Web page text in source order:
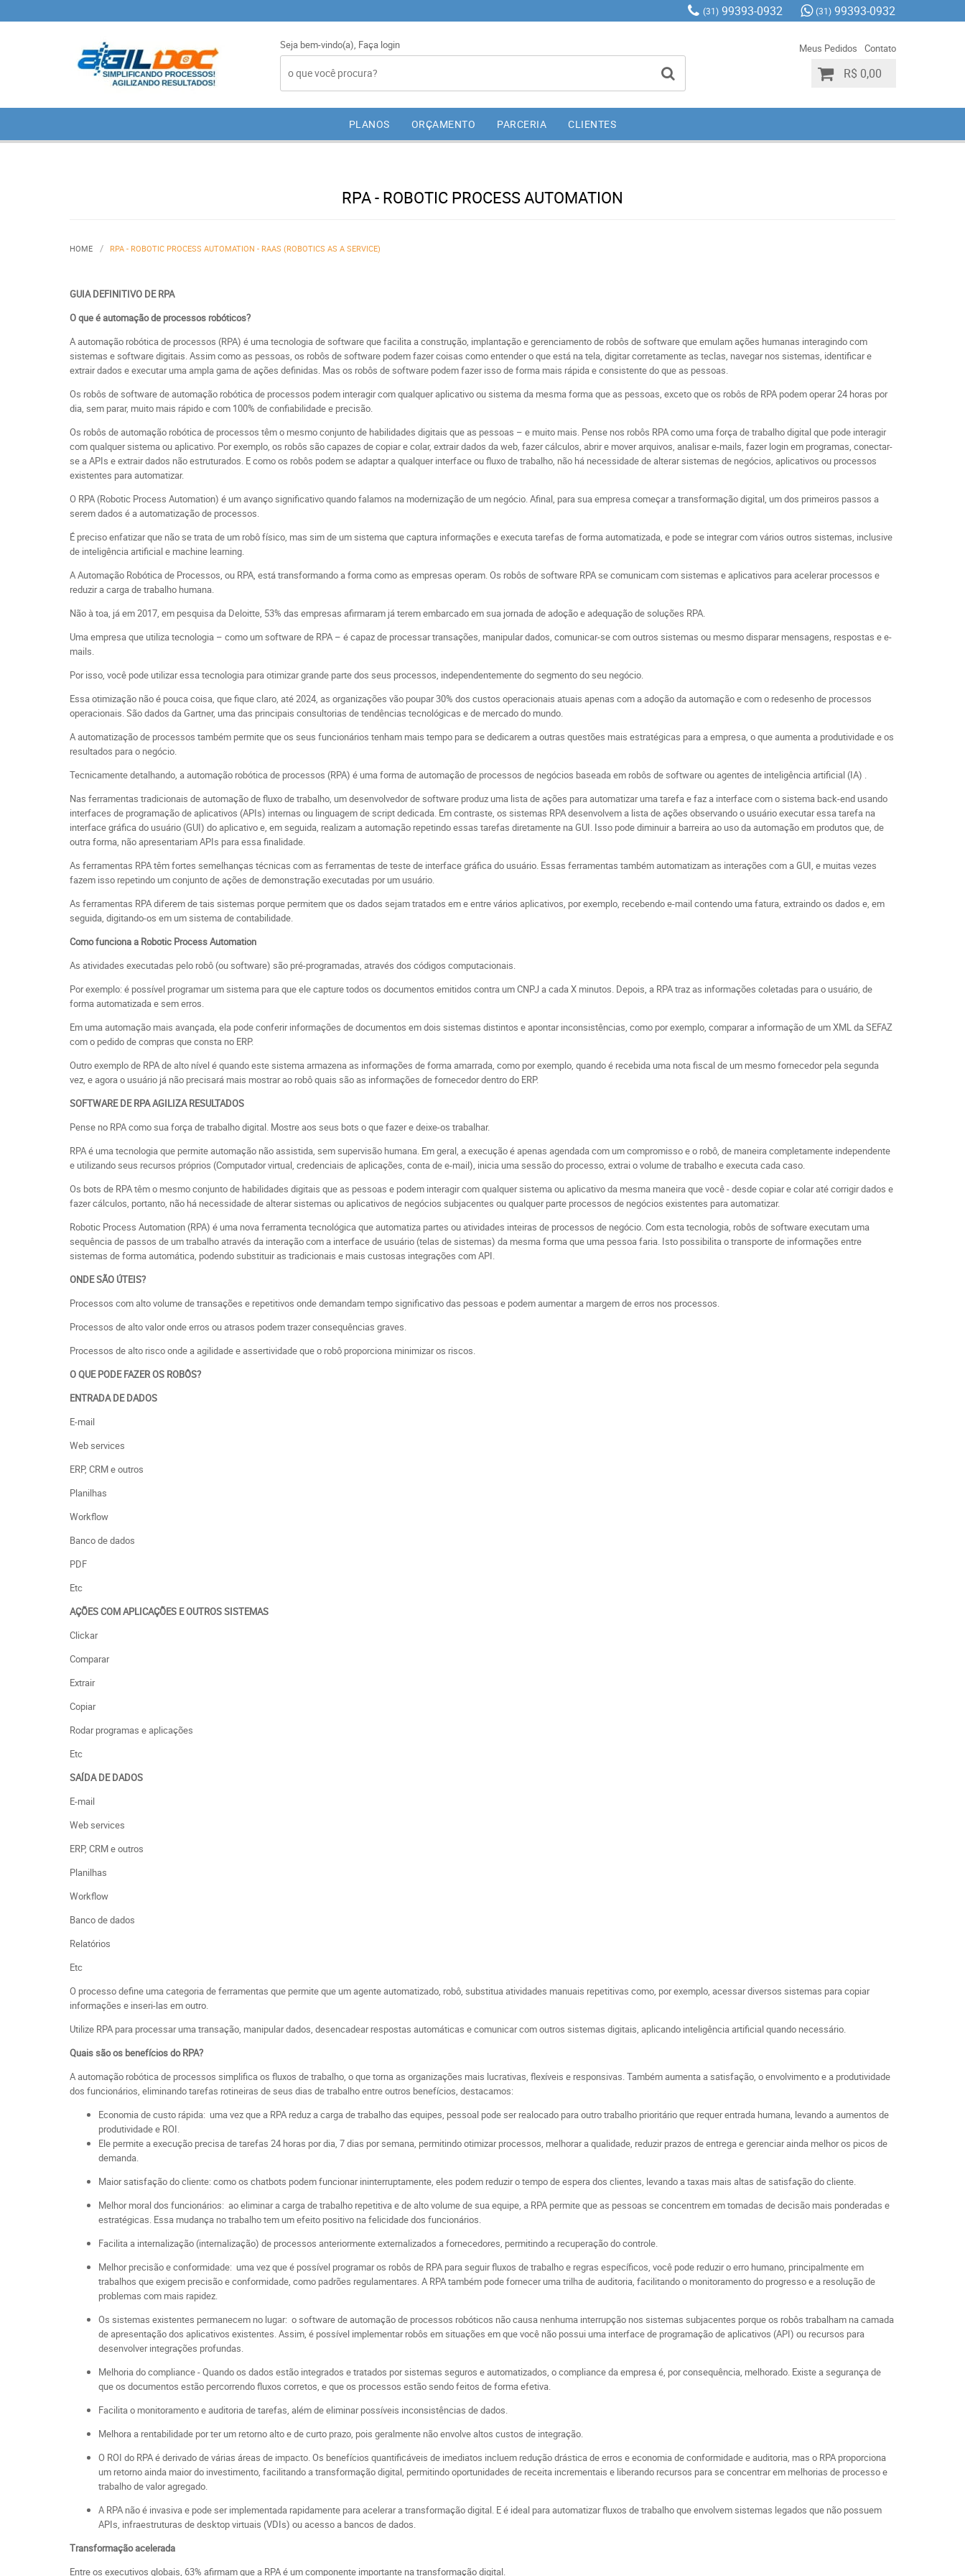
(31) 99393-0932 (31) 99393-0932
Seja bem-vindo(a), Faça login Meus Pedidos Contato
R$ 0,00
PLANOS ORÇAMENTO PARCERIA CLIENTES
RPA - ROBOTIC PROCESS AUTOMATION
HOME RPA - ROBOTIC PROCESS AUTOMATION - RAAS (ROBOTICS AS A SERVICE)
GUIA DEFINITIVO DE RPA
O que é automação de processos robóticos?
A automação robótica de processos (RPA) é uma tecnologia de software que facilita a construção, implantação e gerenciamento de robôs de software que emulam ações humanas interagindo com
sistemas e software digitais. Assim como as pessoas, os robôs de software podem fazer coisas como entender o que está na tela, digitar corretamente as teclas, navegar nos sistemas, identificar e
extrair dados e executar uma ampla gama de ações definidas. Mas os robôs de software podem fazer isso de forma mais rápida e consistente do que as pessoas.
Os robôs de software de automação robótica de processos podem interagir com qualquer aplicativo ou sistema da mesma forma que as pessoas, exceto que os robôs de RPA podem operar 24 horas por
dia, sem parar, muito mais rápido e com 100% de confiabilidade e precisão.
Os robôs de automação robótica de processos têm o mesmo conjunto de habilidades digitais que as pessoas – e muito mais. Pense nos robôs RPA como uma força de trabalho digital que pode interagir
com qualquer sistema ou aplicativo. Por exemplo, os robôs são capazes de copiar e colar, extrair dados da web, fazer cálculos, abrir e mover arquivos, analisar e-mails, fazer login em programas, conectar-
se a APIs e extrair dados não estruturados. E como os robôs podem se adaptar a qualquer interface ou fluxo de trabalho, não há necessidade de alterar sistemas de negócios, aplicativos ou processos
existentes para automatizar.
O RPA (Robotic Process Automation) é um avanço significativo quando falamos na modernização de um negócio. Afinal, para sua empresa começar a transformação digital, um dos primeiros passos a
serem dados é a automatização de processos.
É preciso enfatizar que não se trata de um robô físico, mas sim de um sistema que captura informações e executa tarefas de forma automatizada, e pode se integrar com vários outros sistemas, inclusive
de inteligência artificial e machine learning.
A Automação Robótica de Processos, ou RPA, está transformando a forma como as empresas operam. Os robôs de software RPA se comunicam com sistemas e aplicativos para acelerar processos e
reduzir a carga de trabalho humana.
Não à toa, já em 2017, em pesquisa da Deloitte, 53% das empresas afirmaram já terem embarcado em sua jornada de adoção e adequação de soluções RPA.
Uma empresa que utiliza tecnologia – como um software de RPA – é capaz de processar transações, manipular dados, comunicar-se com outros sistemas ou mesmo disparar mensagens, respostas e e-
mails.
Por isso, você pode utilizar essa tecnologia para otimizar grande parte dos seus processos, independentemente do segmento do seu negócio.
Essa otimização não é pouca coisa, que fique claro, até 2024, as organizações vão poupar 30% dos custos operacionais atuais apenas com a adoção da automação e com o redesenho de processos
operacionais. São dados da Gartner, uma das principais consultorias de tendências tecnológicas e de mercado do mundo.
A automatização de processos também permite que os seus funcionários tenham mais tempo para se dedicarem a outras questões mais estratégicas para a empresa, o que aumenta a produtividade e os
resultados para o negócio.
Tecnicamente detalhando, a automação robótica de processos (RPA) é uma forma de automação de processos de negócios baseada em robôs de software ou agentes de inteligência artificial (IA) .
Nas ferramentas tradicionais de automação de fluxo de trabalho, um desenvolvedor de software produz uma lista de ações para automatizar uma tarefa e faz a interface com o sistema back-end usando
interfaces de programação de aplicativos (APIs) internas ou linguagem de script dedicada. Em contraste, os sistemas RPA desenvolvem a lista de ações observando o usuário executar essa tarefa na
interface gráfica do usuário (GUI) do aplicativo e, em seguida, realizam a automação repetindo essas tarefas diretamente na GUI. Isso pode diminuir a barreira ao uso da automação em produtos que, de
outra forma, não apresentariam APIs para essa finalidade.
As ferramentas RPA têm fortes semelhanças técnicas com as ferramentas de teste de interface gráfica do usuário. Essas ferramentas também automatizam as interações com a GUI, e muitas vezes
fazem isso repetindo um conjunto de ações de demonstração executadas por um usuário.
As ferramentas RPA diferem de tais sistemas porque permitem que os dados sejam tratados em e entre vários aplicativos, por exemplo, recebendo e-mail contendo uma fatura, extraindo os dados e, em
seguida, digitando-os em um sistema de contabilidade.
Como funciona a Robotic Process Automation
As atividades executadas pelo robô (ou software) são pré-programadas, através dos códigos computacionais.
Por exemplo: é possível programar um sistema para que ele capture todos os documentos emitidos contra um CNPJ a cada X minutos. Depois, a RPA traz as informações coletadas para o usuário, de
forma automatizada e sem erros.
Em uma automação mais avançada, ela pode conferir informações de documentos em dois sistemas distintos e apontar inconsistências, como por exemplo, comparar a informação de um XML da SEFAZ
com o pedido de compras que consta no ERP.
Outro exemplo de RPA de alto nível é quando este sistema armazena as informações de forma amarrada, como por exemplo, quando é recebida uma nota fiscal de um mesmo fornecedor pela segunda
vez, e agora o usuário já não precisará mais mostrar ao robô quais são as informações de fornecedor dentro do ERP.
SOFTWARE DE RPA AGILIZA RESULTADOS
Pense no RPA como sua força de trabalho digital. Mostre aos seus bots o que fazer e deixe-os trabalhar.
RPA é uma tecnologia que permite automação não assistida, sem supervisão humana. Em geral, a execução é apenas agendada com um compromisso e o robô, de maneira completamente independente
e utilizando seus recursos próprios (Computador virtual, credenciais de aplicações, conta de e-mail), inicia uma sessão do processo, extrai o volume de trabalho e executa cada caso.
Os bots de RPA têm o mesmo conjunto de habilidades digitais que as pessoas e podem interagir com qualquer sistema ou aplicativo da mesma maneira que você - desde copiar e colar até corrigir dados e
fazer cálculos, portanto, não há necessidade de alterar sistemas ou aplicativos de negócios subjacentes ou qualquer parte processos de negócios existentes para automatizar.
Robotic Process Automation (RPA) é uma nova ferramenta tecnológica que automatiza partes ou atividades inteiras de processos de negócio. Com esta tecnologia, robôs de software executam uma
sequência de passos de um trabalho através da interação com a interface de usuário (telas de sistemas) da mesma forma que uma pessoa faria. Isto possibilita o transporte de informações entre
sistemas de forma automática, podendo substituir as tradicionais e mais custosas integrações com API.
ONDE SÃO ÚTEIS?
Processos com alto volume de transações e repetitivos onde demandam tempo significativo das pessoas e podem aumentar a margem de erros nos processos.
Processos de alto valor onde erros ou atrasos podem trazer consequências graves.
Processos de alto risco onde a agilidade e assertividade que o robô proporciona minimizar os riscos.
O QUE PODE FAZER OS ROBÔS?
ENTRADA DE DADOS
E-mail
Web services
ERP, CRM e outros
Planilhas
Workflow
Banco de dados
PDF
Etc
AÇÕES COM APLICAÇÕES E OUTROS SISTEMAS
Clickar
Comparar
Extrair
Copiar
Rodar programas e aplicações
Etc
SAÍDA DE DADOS
E-mail
Web services
ERP, CRM e outros
Planilhas
Workflow
Banco de dados
Relatórios
Etc
O processo define uma categoria de ferramentas que permite que um agente automatizado, robô, substitua atividades manuais repetitivas como, por exemplo, acessar diversos sistemas para copiar
informações e inseri-las em outro.
Utilize RPA para processar uma transação, manipular dados, desencadear respostas automáticas e comunicar com outros sistemas digitais, aplicando inteligência artificial quando necessário.
Quais são os benefícios do RPA?
A automação robótica de processos simplifica os fluxos de trabalho, o que torna as organizações mais lucrativas, flexíveis e responsivas. Também aumenta a satisfação, o envolvimento e a produtividade
dos funcionários, eliminando tarefas rotineiras de seus dias de trabalho entre outros benefícios, destacamos:
Economia de custo rápida: uma vez que a RPA reduz a carga de trabalho das equipes, pessoal pode ser realocado para outro trabalho prioritário que requer entrada humana, levando a aumentos de
produtividade e ROI.
Ele permite a execução precisa de tarefas 24 horas por dia, 7 dias por semana, permitindo otimizar processos, melhorar a qualidade, reduzir prazos de entrega e gerenciar ainda melhor os picos de
demanda.
Maior satisfação do cliente: como os chatbots podem funcionar ininterruptamente, eles podem reduzir o tempo de espera dos clientes, levando a taxas mais altas de satisfação do cliente.
Melhor moral dos funcionários: ao eliminar a carga de trabalho repetitiva e de alto volume de sua equipe, a RPA permite que as pessoas se concentrem em tomadas de decisão mais ponderadas e
estratégicas. Essa mudança no trabalho tem um efeito positivo na felicidade dos funcionários.
Facilita a internalização (internalização) de processos anteriormente externalizados a fornecedores, permitindo a recuperação do controle.
Melhor precisão e conformidade: uma vez que é possível programar os robôs de RPA para seguir fluxos de trabalho e regras específicos, você pode reduzir o erro humano, principalmente em
trabalhos que exigem precisão e conformidade, como padrões regulamentares. A RPA também pode fornecer uma trilha de auditoria, facilitando o monitoramento do progresso e a resolução de
problemas com mais rapidez.
Os sistemas existentes permanecem no lugar: o software de automação de processos robóticos não causa nenhuma interrupção nos sistemas subjacentes porque os robôs trabalham na camada
de apresentação dos aplicativos existentes. Assim, é possível implementar robôs em situações em que você não possui uma interface de programação de aplicativos (API) ou recursos para
desenvolver integrações profundas.
Melhoria do compliance - Quando os dados estão integrados e tratados por sistemas seguros e automatizados, o compliance da empresa é, por consequência, melhorado. Existe a segurança de
que os documentos estão percorrendo fluxos corretos, e que os processos estão sendo feitos de forma efetiva.
Facilita o monitoramento e auditoria de tarefas, além de eliminar possíveis inconsistências de dados.
Melhora a rentabilidade por ter um retorno alto e de curto prazo, pois geralmente não envolve altos custos de integração.
O ROI do RPA é derivado de várias áreas de impacto. Os benefícios quantificáveis de imediatos incluem redução drástica de erros e economia de conformidade e auditoria, mas o RPA proporciona
um retorno ainda maior do investimento, facilitando a transformação digital, permitindo oportunidades de receita incrementais e liberando recursos para se concentrar em melhorias de processo e
trabalho de valor agregado.
A RPA não é invasiva e pode ser implementada rapidamente para acelerar a transformação digital. E é ideal para automatizar fluxos de trabalho que envolvem sistemas legados que não possuem
APIs, infraestruturas de desktop virtuais (VDIs) ou acesso a bancos de dados.
Transformação acelerada
Entre os executivos globais, 63% afirmam que a RPA é um componente importante na transformação digital.